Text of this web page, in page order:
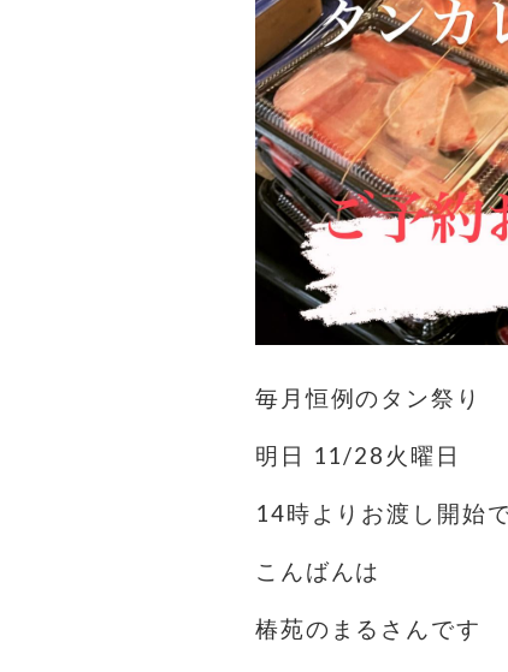
毎月恒例のタン祭り
明日 11/28火曜日
14時よりお渡し開始
こんばんは
椿苑のまるさんです